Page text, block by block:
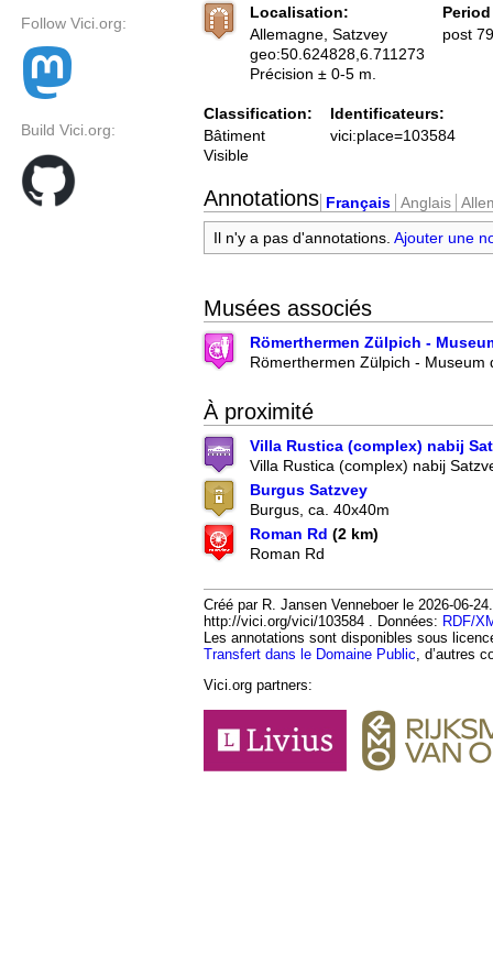
Follow Vici.org:
Build Vici.org:
Localisation:
Allemagne, Satzvey
geo:50.624828,6.711273
Précision ± 0-5 m.
post
Classification:
Bâtiment
Visible
Identificateurs:
vici:place=103584
Annotations Français Anglais
Il n'y a pas d'annotations. Ajouter une
Musées associés
Römerthermen Zülpich -
Römerthermen Zülpich - Museum
À proximité
Villa Rustica (complex) nabij
Villa Rustica (complex) nabij
Burgus Satzvey
Burgus, ca. 40x40m
Roman Rd (2 km)
Roman Rd
Créé par R. Jansen Venneboer le 2026-06-
http://vici.org/vici/103584 . Données: RDF/
Les annotations sont disponibles sous
Transfert dans le Domaine Public , d’autres
Vici.org partners: